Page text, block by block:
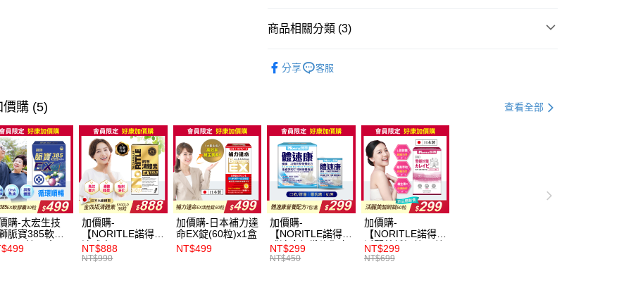
付款後萊爾富取貨
每筆NT$60，滿NT$999(含以上)免運費
7-11取貨付款
每筆NT$60，滿NT$999(含以上)免運費
付款後7-11取貨
每筆NT$60，滿NT$999(含以上)免運費
宅配
商品相關分類 (3)
分享 客服
價購 (5) 查看全部
購-太宏生技
脈寶385軟膠
30粒x1盒
加價購-
【NORITLE諾得】
清體素EX GOLD
膠囊36粒x1盒
NT$888
NT$990
加價購-日本補力達
命EX錠(60粒)x1盒
NT$499
加價購-
【NORITLE諾得】
體速康優纖均衡完
整營養配方(7包)x1
NT$299
NT$450
加價購-
【NORITLE諾得】
活麗美皙妍錠60粒
x1盒
NT$299
NT$699